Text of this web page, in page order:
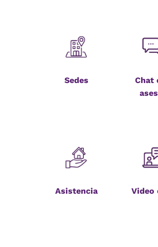
Sedes
Chat
Asistencia Video